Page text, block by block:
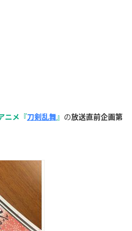
ニメ『刀剣乱舞 』 の放送直前企画第